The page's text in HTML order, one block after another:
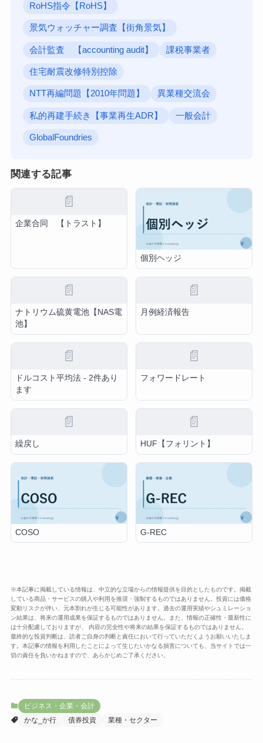
RoHS指令【RoHS】
景気ウォッチャー調査【街角景気】
会計監査 【accounting audit】 課税事業者
住宅耐震改修特別控除
NTT再編問題【2010年問題】 異業種交流会
私的再建手続き【事業再生ADR】 一般会計
GlobalFoundries
関連する記事
📄
企業合同 【トラスト】
個別ヘッジ
📄
ナトリウム硫黄電池【NAS電
池】
📄
月例経済報告
📄
ドルコスト平均法 - 2件あり
ます
📄
フォワードレート
📄
繰戻し
📄
HUF【フォリント】
COSO G-REC
※本記事に掲載している情報は、中立的な立場からの情報提供を目的としたものです。掲載
している商品・サービスの購入や利用を推奨・強制するものではありません。投資には価格
変動リスクが伴い、元本割れが生じる可能性があります。過去の運用実績やシュミレーショ
ン結果は、将来の運用成果を保証するものではありません。また、情報の正確性・最新性に
は十分配慮しておりますが、 内容の完全性や将来の結果を保証するものではありません。
最終的な投資判断は、読者ご自身の判断と責任において行っていただくようお願いいたしま
す。本記事の情報を利用したことによって生じたいかなる損害についても、当サイトでは一
切の責任を負いかねますので、あらかじめご了承ください。
ビジネス・企業・会計
かな_か行
債券投資 業種・セクター